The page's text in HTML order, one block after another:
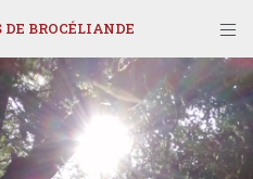
DE BROCÉLIANDE